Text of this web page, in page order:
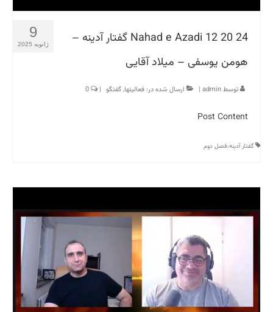
9
ژانویه 2025
Nahad e Azadi 12 20 24 گفتار آدینه –
هومن یوسفی – میلاد آقایی
توسطadmin
| ارسال شده در: فعالیتها,گفتگو |
Post Content
گفتار آدینه،فصل دوم